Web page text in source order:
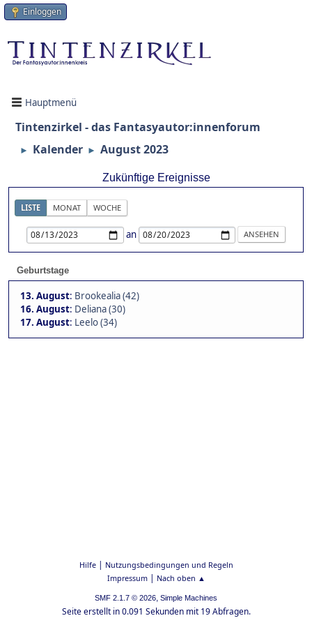
Einloggen
Hauptmenü
Tintenzirkel - das Fantasyautor:innenforum
► Kalender ► August 2023
Zukünftige Ereignisse
LISTE MONAT WOCHE
an
Geburtstage
13. August: Brookealia (42)
16. August: Deliana (30)
17. August: Leelo (34)
Hilfe| Nutzungsbedingungen und Regeln
Impressum| Nach oben ▲
SMF 2.1.7 © 2026, Simple Machines
Seite erstellt in 0.091 Sekunden mit 19 Abfragen.